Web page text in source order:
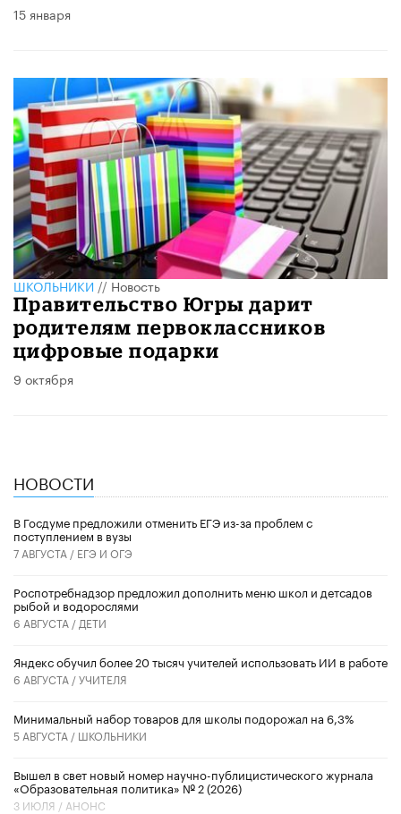
15 января
ШКОЛЬНИКИ//Новость
Правительство Югры дарит
родителям первоклассников
цифровые подарки
9 октября
НОВОСТИ
В Госдуме предложили отменить ЕГЭ из-за проблем с
поступлением в вузы
7 АВГУСТА / ЕГЭ И ОГЭ
Роспотребнадзор предложил дополнить меню школ и детсадов
рыбой и водорослями
6 АВГУСТА / ДЕТИ
​Яндекс обучил более 20 тысяч учителей использовать ИИ в работе
6 АВГУСТА /УЧИТЕЛЯ
Минимальный набор товаров для школы подорожал на 6,3%
5 АВГУСТА / ШКОЛЬНИКИ
Вышел в свет новый номер научно-публицистического журнала
«Образовательная политика» № 2 (2026)
3 ИЮЛЯ / АНОНС